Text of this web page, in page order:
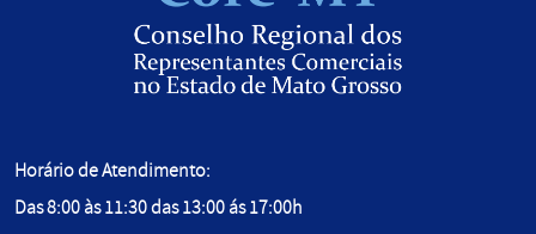
Horário de Atendimento:
Das 8:00 às 11:30 das 13:00 ás 17:00h